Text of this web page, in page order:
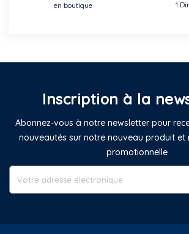
en boutique 1
Inscription à la
Abonnez-vous à notre newsletter pour
nouveautés sur notre nouveau produit
promotionnelle